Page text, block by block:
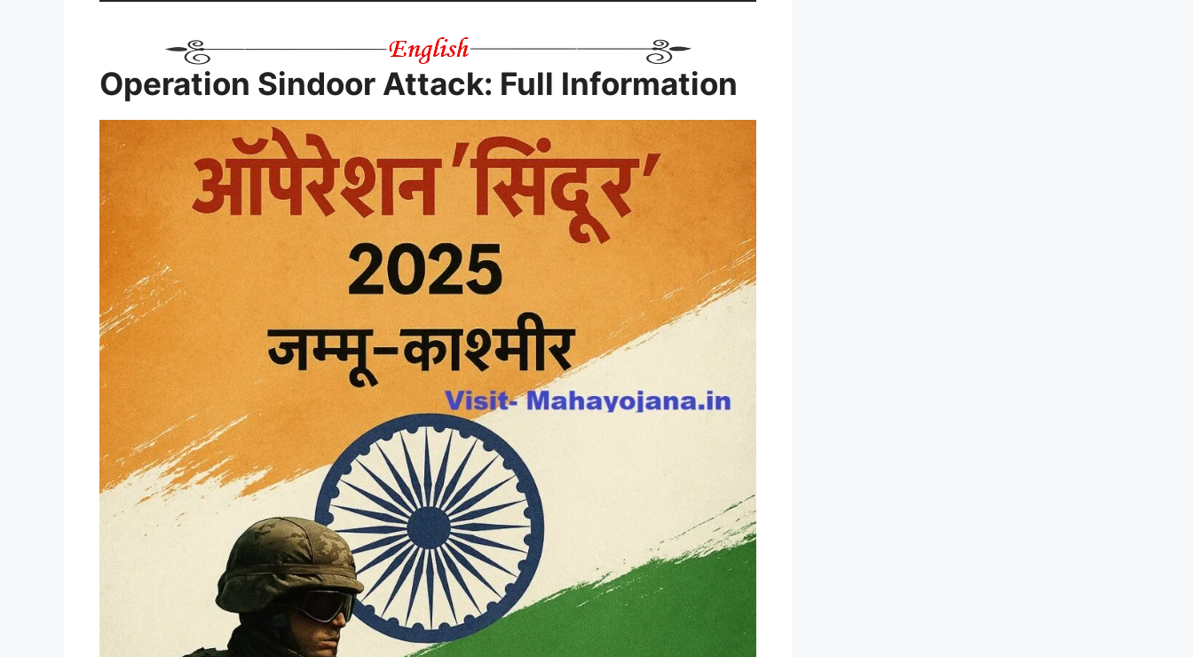
Operation Sindoor Attack: Full Information